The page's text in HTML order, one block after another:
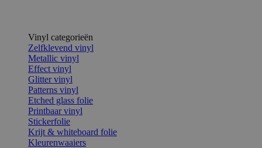
Vinyl categorieën
Zelfklevend vinyl
Metallic vinyl
Effect vinyl
Glitter vinyl
Patterns vinyl
Etched glass folie
Printbaar vinyl
Stickerfolie
Krijt & whiteboard folie
Kleurenwaaiers